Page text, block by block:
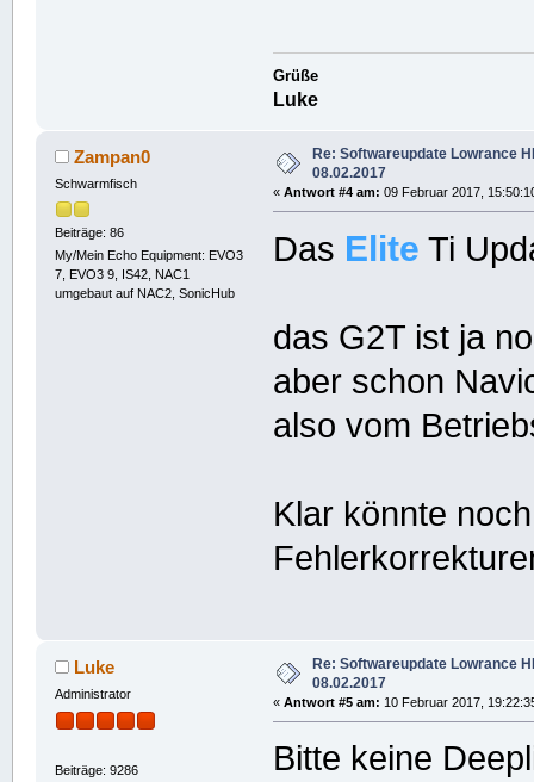
Grüße
Luke
Zampan0
Schwarmfisch
Beiträge: 86
My/Mein Echo Equipment: EVO3
7, EVO3 9, IS42, NAC1
umgebaut auf NAC2, SonicHub
Re: Softwareupdate Lowrance
08.02.2017
«Antwort #4 am: 09 Februar 2017,
Das Elite Ti
das G2T ist ja
aber schon
also vom
Klar könnte
Luke
Administrator
Beiträge: 9286
Re: Softwareupdate Lowrance
08.02.2017
«Antwort #5 am: 10 Februar 2017,
Bitte keine